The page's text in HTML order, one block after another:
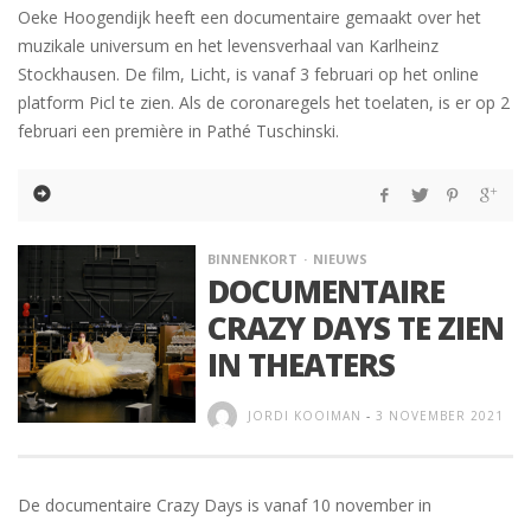
Oeke Hoogendijk heeft een documentaire gemaakt over het
muzikale universum en het levensverhaal van Karlheinz
Stockhausen. De film, Licht, is vanaf 3 februari op het online
platform Picl te zien. Als de coronaregels het toelaten, is er op 2
februari een première in Pathé Tuschinski.
BINNENKORT NIEUWS
DOCUMENTAIRE
CRAZY DAYS TE ZIEN
IN THEATERS
JORDI KOOIMAN - 3 NOVEMBER 2021
De documentaire Crazy Days is vanaf 10 november in